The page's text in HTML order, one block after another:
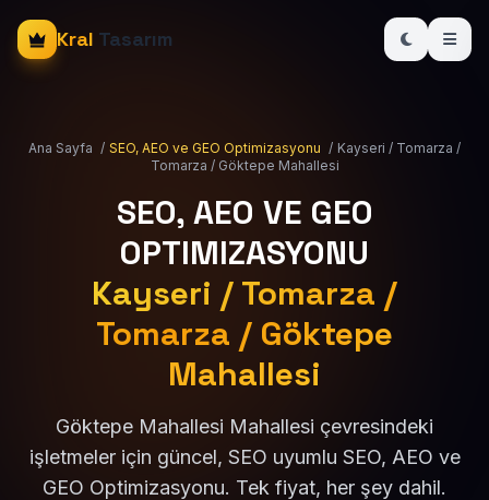
Kral Tasarım
Ana Sayfa / SEO, AEO ve GEO Optimizasyonu / Kayseri / Tomarza /
Tomarza / Göktepe Mahallesi
SEO, AEO VE GEO
OPTIMIZASYONU
Kayseri / Tomarza /
Tomarza / Göktepe
Mahallesi
Göktepe Mahallesi Mahallesi çevresindeki
işletmeler için güncel, SEO uyumlu SEO, AEO ve
GEO Optimizasyonu. Tek fiyat, her şey dahil.